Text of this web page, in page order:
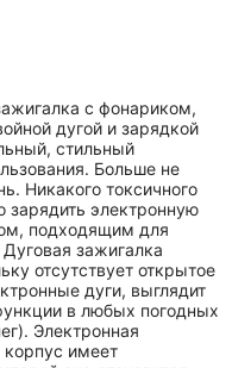
с фонариком,
дугой и зарядкой
стильный
Больше не
Никакого токсичного
зарядить электронную
подходящим для
зажигалка
отсутствует открытое
дуги, выглядит
в любых погодных
Электронная
корпус имеет